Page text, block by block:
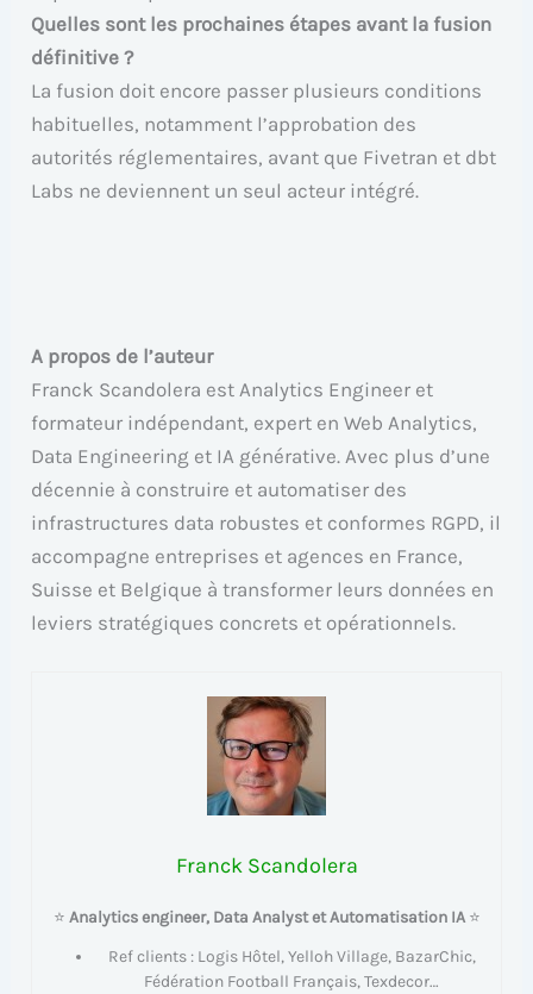
Quelles sont les prochaines étapes avant la fusion
définitive ?
La fusion doit encore passer plusieurs conditions
habituelles, notamment l’approbation des
autorités réglementaires, avant que Fivetran et dbt
Labs ne deviennent un seul acteur intégré.
A propos de l’auteur
Franck Scandolera est Analytics Engineer et
formateur indépendant, expert en Web Analytics,
Data Engineering et IA générative. Avec plus d’une
décennie à construire et automatiser des
infrastructures data robustes et conformes RGPD, il
accompagne entreprises et agences en France,
Suisse et Belgique à transformer leurs données en
leviers stratégiques concrets et opérationnels.
Franck Scandolera
⭐ Analytics engineer, Data Analyst et Automatisation IA⭐
Ref clients : Logis Hôtel, Yelloh Village, BazarChic,
Fédération Football Français, Texdecor…